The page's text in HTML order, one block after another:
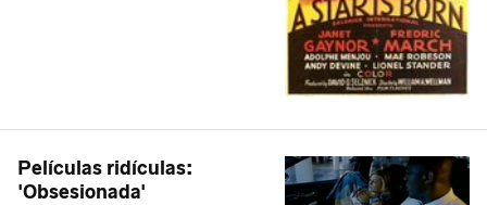
Películas ridículas:
'Obsesionada'